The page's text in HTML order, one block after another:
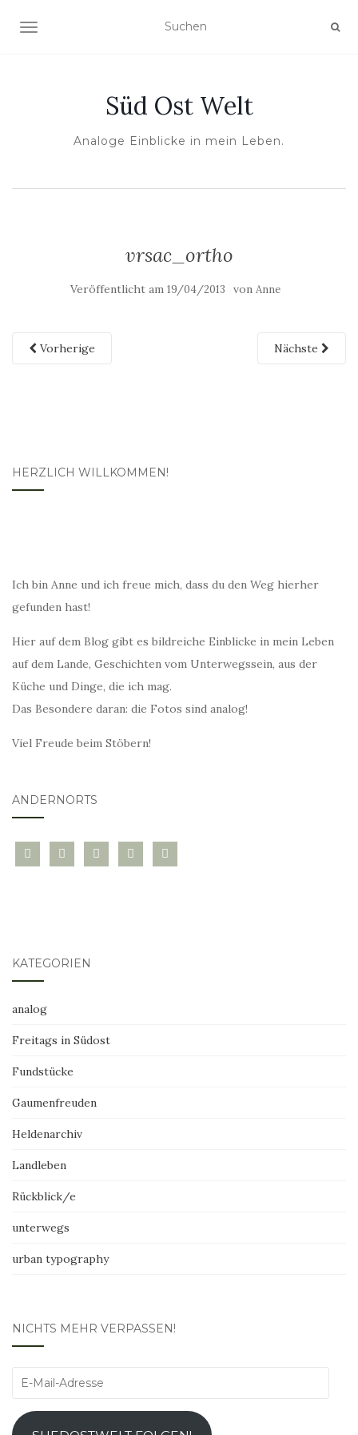
NAVIGATION UMSCHALTEN
Süd Ost Welt
Analoge Einblicke in mein Leben.
vrsac_ortho
Veröffentlicht am 19/04/2013 von Anne
Vorherige Nächste
HERZLICH WILLKOMMEN!
Ich bin Anne und ich freue mich, dass du den Weg hierher
gefunden hast!
Hier auf dem Blog gibt es bildreiche Einblicke in mein Leben
auf dem Lande, Geschichten vom Unterwegssein, aus der
Küche und Dinge, die ich mag.
Das Besondere daran: die Fotos sind analog!
Viel Freude beim Stöbern!
ANDERNORTS
bloglovininstagramtwitter pinterest
mail
KATEGORIEN
analog
Freitags in Südost
Fundstücke
Gaumenfreuden
Heldenarchiv
Landleben
Rückblick/e
unterwegs
urban typography
NICHTS MEHR VERPASSEN!
E-
Adresse